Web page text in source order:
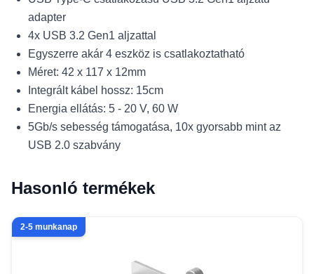
adapter
4x USB 3.2 Gen1 aljzattal
Egyszerre akár 4 eszköz is csatlakoztatható
Méret: 42 x 117 x 12mm
Integrált kábel hossz: 15cm
Energia ellátás: 5 - 20 V, 60 W
5Gb/s sebesség támogatása, 10x gyorsabb mint az
USB 2.0 szabvány
Hasonló termékek
2-5 munkanap